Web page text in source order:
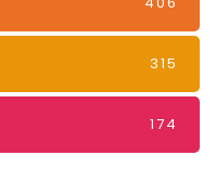
315
174